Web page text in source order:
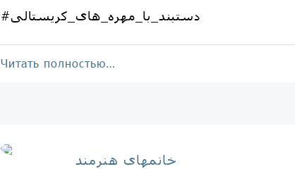
#دستبند_با_مهره_های_کریستالی
Читать полностью…
خانمهای هنرمند